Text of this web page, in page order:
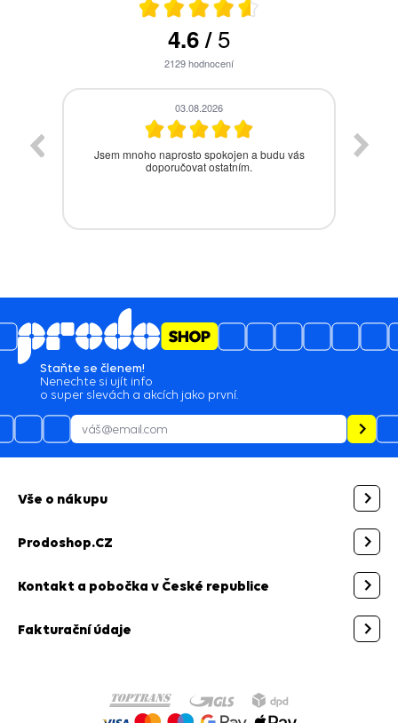
4.6/5
2129hodnocení
28.07.2026
Bezproblémová komunikace, rychlé vyřešení
drobného problému.
Staňte se členem!
Nenechte si ujít info
o super slevách a akcích jako první.
Vše o nákupu
Prodoshop.CZ
Kontakt a pobočka v České republice
Fakturační údaje